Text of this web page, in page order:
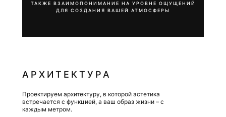
ТАКЖЕ ВЗАИМОПОНИМАНИЕ НА УРОВНЕ ОЩУЩЕНИЙ
ДЛЯ СОЗДАНИЯ ВАШЕЙ АТМОСФЕРЫ
АРХИТЕКТУРА
Проектируем архитектуру, в которой эстетика
встречается с функцией, а ваш образ жизни – с
каждым метром.
Создаем интерьеры высокого класса с заботой о